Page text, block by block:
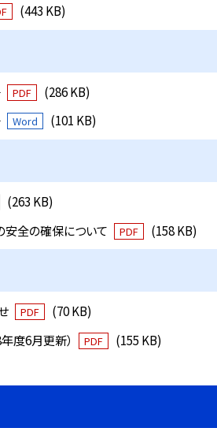
(443 KB)
PDF
(286 KB)
Word (101 KB)
(263 KB)
安全の確保について
PDF (158 KB)
PDF
(70 KB)
度6月更新）
PDF (155 KB)